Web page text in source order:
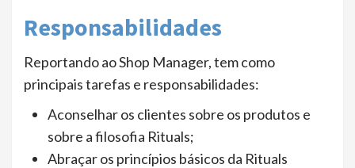
Responsabilidades
Reportando ao Shop Manager, tem como
principais tarefas e responsabilidades:
Aconselhar os clientes sobre os produtos e
sobre a filosofia Rituals;
Abraçar os princípios básicos da Rituals